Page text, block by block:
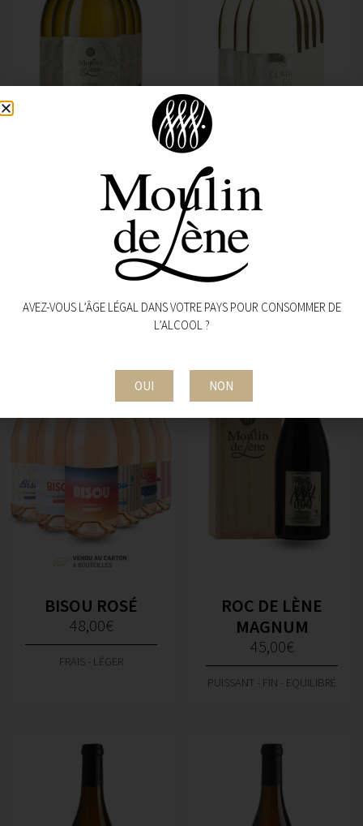
JUSTINE
72,00€
AROMATIQUE - EQUILIBRÉ - TENDU
CLAIR DE LÈNE
BLANC
FRUITÉ - MINÉRAL - EXPRESSIF
BISOU ROSÉ
48,00€
FRAIS - LÉGER
ROC DE LÈNE
MAGNUM
45,00€
PUISSANT - FIN - EQUILIBRÉ
AVEZ-VOUS L’ÂGE LÉGAL DANS VOTRE PAYS POUR CONSOMMER DE
L’ALCOOL ?
OUI NON